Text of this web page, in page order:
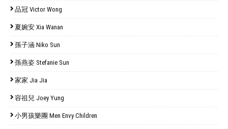
品冠 Victor Wong
夏婉安 Xia Wanan
孫子涵 Niko Sun
孫燕姿 Stefanie Sun
家家 Jia Jia
容祖兒 Joey Yung
小男孩樂團 Men Envy Children